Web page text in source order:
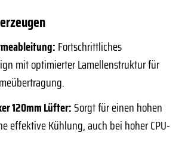
Fortschrittliches
mit optimierter Lamellenstruktur für
120mm Lüfter:Sorgt für einen hohen
effektive Kühlung, auch bei hoher CPU-